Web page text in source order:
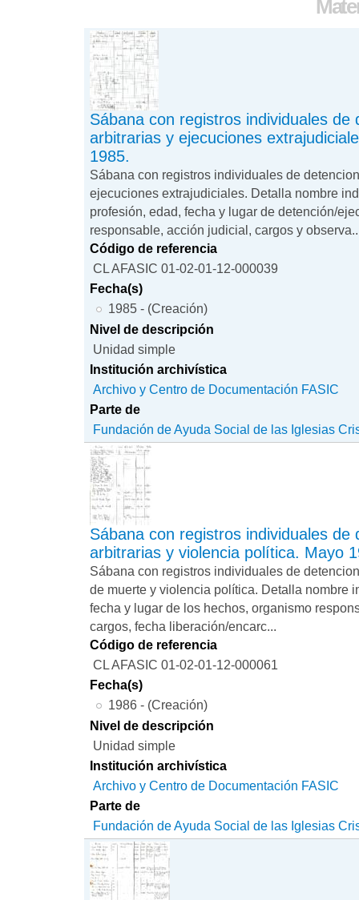
Sábana con registros individuales de
arbitrarias y ejecuciones
1985.
Sábana con registros individuales de
ejecuciones extrajudiciales. Detalla nombre
profesión, edad, fecha y lugar de detención/
responsable, acción judicial, cargos y
Código de referencia
CL AFASIC 01-02-01-12-000039
Fecha(s)
1985 - (Creación)
Nivel de descripción
Unidad simple
Institución archivística
Archivo y Centro de Documentación FASIC
Parte de
Fundación de Ayuda Social de las Iglesias
Sábana con registros individuales de
arbitrarias y violencia política. Mayo
Sábana con registros individuales de
de muerte y violencia política. Detalla nombre
fecha y lugar de los hechos, organismo
cargos, fecha liberación/encarc...
Código de referencia
CL AFASIC 01-02-01-12-000061
Fecha(s)
1986 - (Creación)
Nivel de descripción
Unidad simple
Institución archivística
Archivo y Centro de Documentación FASIC
Parte de
Fundación de Ayuda Social de las Iglesias